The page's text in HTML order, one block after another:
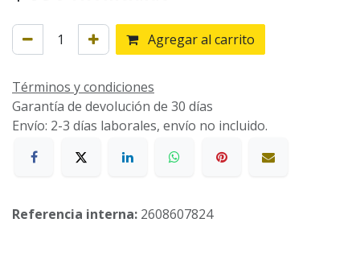
Agregar al carrito
Términos y condiciones
Garantía de devolución de 30 días
Envío: 2-3 días laborales, envío no incluido.
Referencia interna: 2608607824